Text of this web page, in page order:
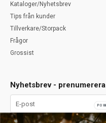
Kataloger/Nyhetsbrev
Tips från kunder
Tillverkare/Storpack
Frågor
Grossist
Nyhetsbrev - prenumerera